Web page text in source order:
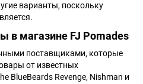
варианты, поскольку
в магазине FJ Pomades
поставщиками, которые
от известных
BlueBeards Revenge, Nishman и